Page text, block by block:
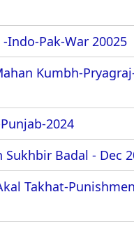
-Indo-Pak-War 20025
Kumbh-
2024
Badal - Dec
Takhat-